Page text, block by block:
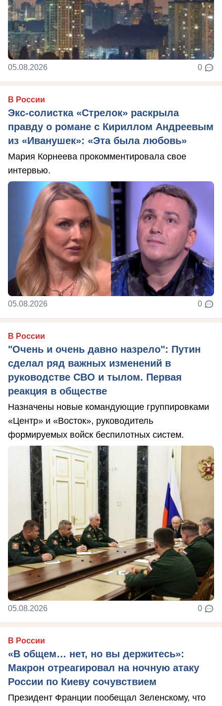
05.08.2026 0
В России
Экс-солистка «Стрелок» раскрыла
правду о романе с Кириллом Андреевым
из «Иванушек»: «Эта была любовь»
Мария Корнеева прокомментировала свое
интервью.
05.08.2026 0
В России
"Очень и очень давно назрело": Путин
сделал ряд важных изменений в
руководстве СВО и тылом. Первая
реакция в обществе
Назначены новые командующие группировками
«Центр» и «Восток», руководитель
формируемых войск беспилотных систем.
05.08.2026 0
В России
«В общем… нет, но вы держитесь»:
Макрон отреагировал на ночную атаку
России по Киеву сочувствием
Президент Франции пообещал Зеленскому, что